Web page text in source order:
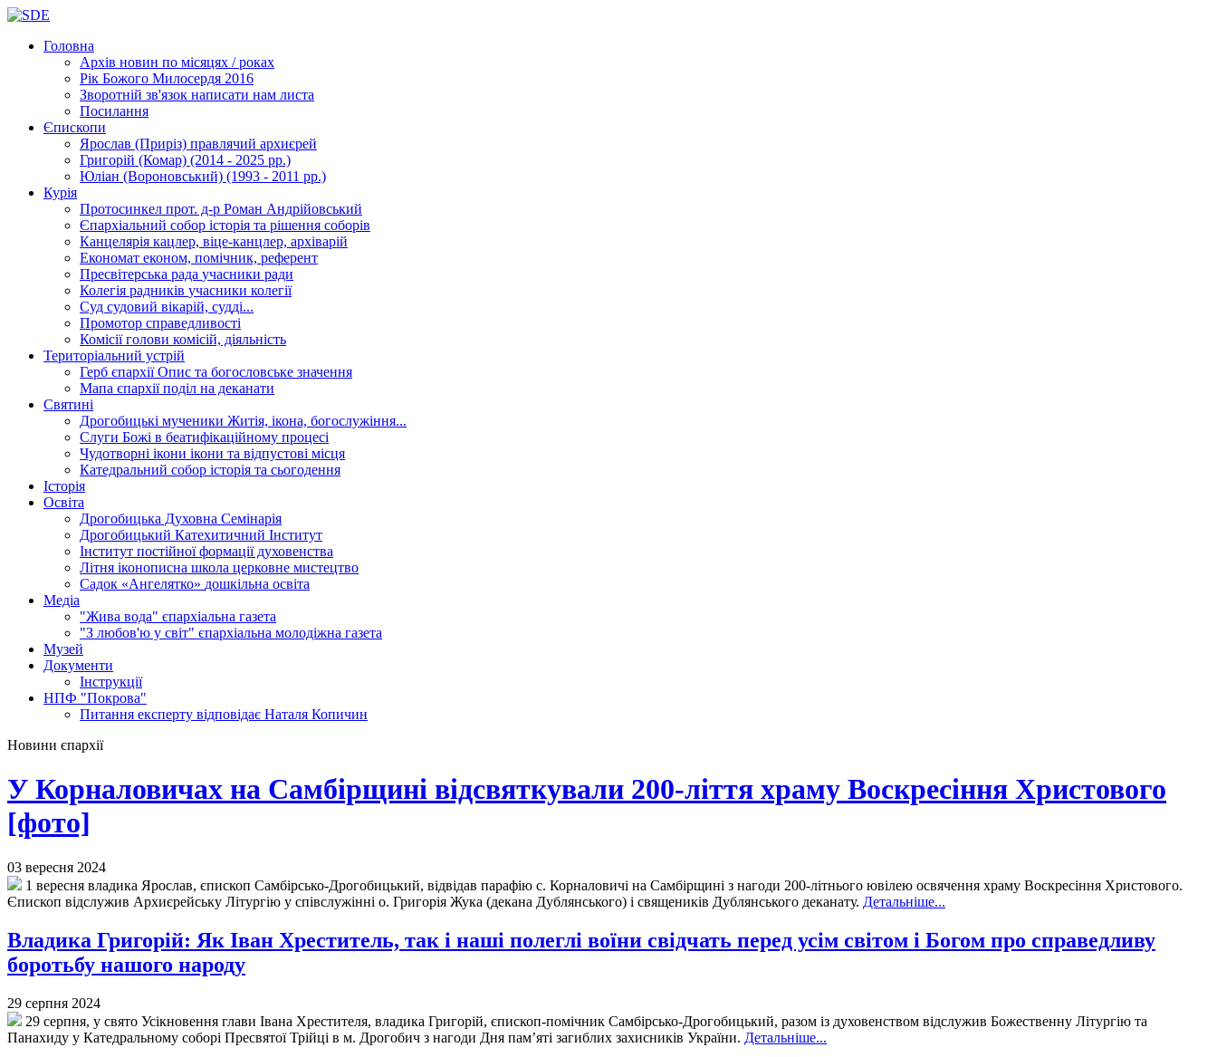
Головна
Архів новин по місяцях / роках
Рік Божого Милосердя 2016
Зворотній зв'язок написати нам листа
Посилання
Єпископи
Ярослав (Приріз) правлячий архиєрей
Григорій (Комар) (2014 - 2025 рр.)
Юліан (Вороновський) (1993 - 2011 рр.)
Курія
Протосинкел прот. д-р Роман Андрійовський
Єпархіальний собор історія та рішення соборів
Канцелярія кацлер, віце-канцлер, архіварій
Економат економ, помічник, референт
Пресвітерська рада учасники ради
Колегія радників учасники колегії
Суд судовий вікарій, судді...
Промотор справедливості
Комісіїголови комісій, діяльність
Територіальний устрій
Герб єпархіїОпис та богословське значення
Мапа єпархіїподіл на деканати
Святині
Дрогобицькі мученики Житія, ікона, богослужіння...
Слуги Божі в беатифікаційному процесі
Чудотворні ікони ікони та відпустові місця
Катедральний собор історія та сьогодення
Історія
Освіта
Дрогобицька Духовна Семінарія
Дрогобицький Катехитичний Інститут
Інститут постійної формації духовенства
Літня іконописна школа церковне мистецтво
Садок «Ангелятко» дошкільна освіта
Медіа
"Жива вода" єпархіальна газета
"З любов'ю у світ" єпархіальна молодіжна газета
Музей
Документи
Інструкції
НПФ "Покрова"
Питання експерту відповідає Наталя Копичин
Новини єпархії
У Корналовичах на Самбірщині відсвяткували 200-ліття храму Воскресіння Христового
[фото]
03 вересня 2024
1 вересня владика Ярослав, єпископ Самбірсько-Дрогобицький, відвідав парафію с. Корналовичі на Самбірщині з нагоди 200-літнього ювілею освячення храму Воскресіння Христового.
Єпископ відслужив Архиєрейську Літургію у співслужінні о. Григорія Жука (декана Дублянського) і священиків Дублянського деканату. Детальніше...
Владика Григорій: Як Іван Хреститель, так і наші полеглі воїни свідчать перед усім світом і Богом про справедливу
боротьбу нашого народу
29 серпня 2024
29 серпня, у свято Усікновення глави Івана Хрестителя, владика Григорій, єпископ-помічник Самбірсько-Дрогобицький, разом із духовенством відслужив Божественну Літургію та
Панахиду у Катедральному соборі Пресвятої Трійці в м. Дрогобич з нагоди Дня пам’яті загиблих захисників України. Детальніше...